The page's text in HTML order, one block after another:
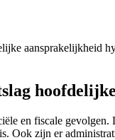
aansprakelijkheid
en fiscale
Ook zijn er